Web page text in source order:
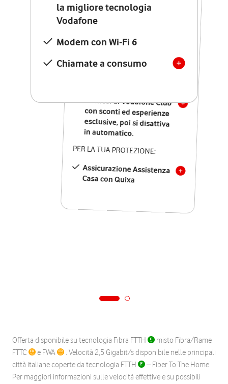
la migliore tecnologia
Vodafone
Modem con Wi-Fi 6
Chiamate a consumo
Vodafone
Modem Seven con Wi-Fi 7
Chiamate illimitate verso
numeri fissi e mobili
nazionali
12 mesi di Vodafone Club
con sconti ed esperienze
esclusive, poi si disattiva
in automatico.
PER LA TUA PROTEZIONE:
Assicurazione Assistenza
Casa con Quixa
Offerta disponibile su tecnologia Fibra FTTH
misto Fibra/Rame
FTTC
e FWA
. Velocità 2,5 Gigabit/s disponibile nelle principali
città italiane coperte da tecnologia FTTH
– Fiber To The Home.
Per maggiori informazioni sulle velocità effettive e su possibili